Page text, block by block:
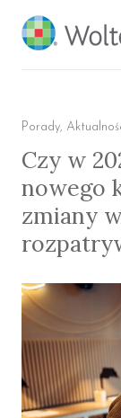
BLOG
Categories
Porady,
Czy w
nowego
zmiany